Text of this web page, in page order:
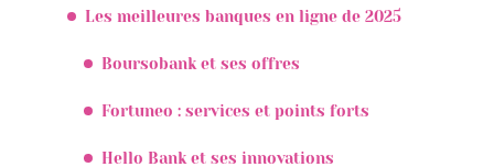
Les meilleures banques en ligne de 2025
Boursobank et ses offres
Fortuneo : services et points forts
Hello Bank et ses innovations